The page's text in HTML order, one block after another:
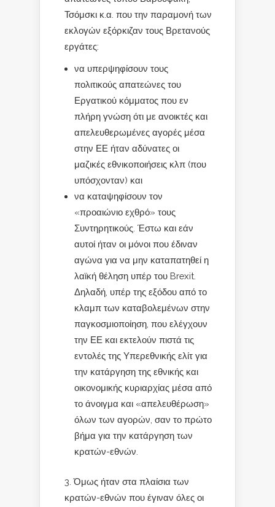
Τσόμσκι κ.α. που την παραμονή των
εκλογών εξόρκιζαν τους Βρετανούς
εργάτες:
να υπερψηφίσουν τους
πολιτικούς απατεώνες του
Εργατικού κόμματος που εν
πλήρη γνώση ότι με ανοικτές και
απελευθερωμένες αγορές μέσα
στην ΕΕ ήταν αδύνατες οι
μαζικές εθνικοποιήσεις κλπ (που
υπόσχονταν) και
να καταψηφίσουν τον
«προαιώνιο εχθρό» τους
Συντηρητικούς. Έστω και εάν
αυτοί ήταν οι μόνοι που έδιναν
αγώνα για να μην καταπατηθεί η
λαϊκή θέληση υπέρ του Brexit.
Δηλαδή, υπέρ της εξόδου από το
κλαμπ των καταβολεμένων στην
παγκοσμιοποίηση, που ελέγχουν
την ΕΕ και εκτελούν πιστά τις
εντολές της Υπερεθνικής ελίτ για
την κατάργηση της εθνικής και
οικονομικής κυριαρχίας μέσα από
το άνοιγμα και «απελευθέρωση»
όλων των αγορών, σαν το πρώτο
βήμα για την κατάργηση των
κρατών-εθνών.
3. Όμως ήταν στα πλαίσια των
κρατών-εθνών που έγιναν όλες οι